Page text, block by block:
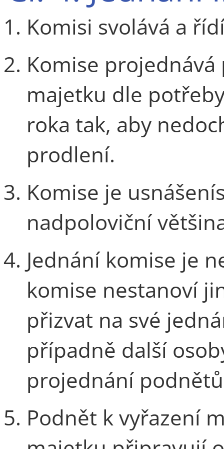
Komisi svolává a
Komise
majetku dle
roka tak, aby
prodlení.
Komise je
nadpoloviční
Jednání komise je
komise nestanoví
přizvat na své
případně další
projednání
Podnět k vyřazení